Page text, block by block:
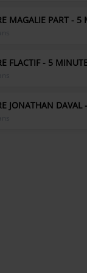
MAGALIE PART - 5
FLACTIF - 5
JONATHAN